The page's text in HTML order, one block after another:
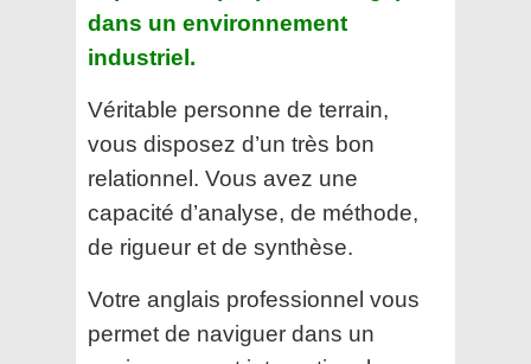
dans un environnement
industriel.
Véritable personne de terrain,
vous disposez d’un très bon
relationnel. Vous avez une
capacité d’analyse, de méthode,
de rigueur et de synthèse.
Votre anglais professionnel vous
permet de naviguer dans un